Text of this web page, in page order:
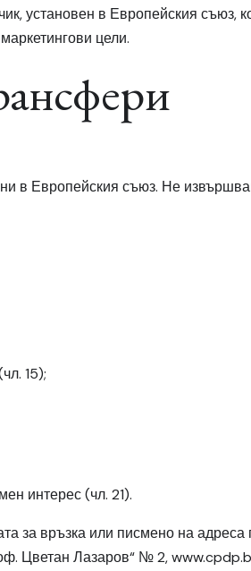
установен в Европейския
цели.
в Европейския съюз. Не
15);
интерес (чл. 21).
за връзка или писмено на адреса
Цветан Лазаров“ № 2,